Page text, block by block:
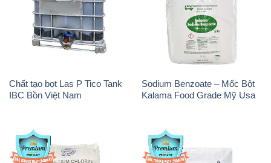
Chất tạo bọt Las P Tico Tank
IBC Bồn Việt Nam
Sodium Benzoate – Mốc Bột
Kalama Food Grade Mỹ Usa